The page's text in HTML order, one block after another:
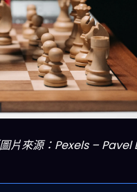
片來源：Pexels – Pavel